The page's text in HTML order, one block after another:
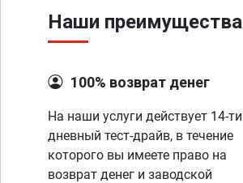
Наши преимущества
100% возврат денег
На наши услуги действует 14-ти
дневный тест-драйв, в течение
которого вы имеете право на
возврат денег и заводской